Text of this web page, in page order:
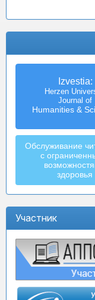
Izvestia:
Herzen
Journal of
Humanities &
Обслуживание
с
здоровья
Участник